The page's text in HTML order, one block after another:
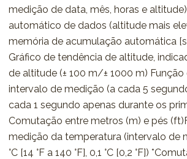
medição de data, mês, horas e
automático de dados (altitude mais
memória de acumulação automática
Gráfico de tendência de altitude,
de altitude (± 100 m/± 1000 m)
intervalo de medição (a cada 5
cada 1 segundo apenas durante os
Comutação entre metros (m) e pés
medição da temperatura (intervalo de
°C [14 °F a 140 °F], 0,1 °C [0,2 °F])